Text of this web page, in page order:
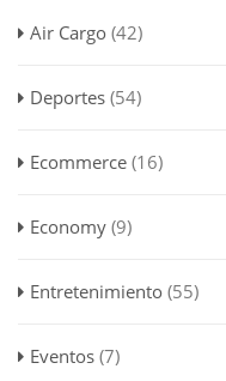
Air Cargo (42)
Deportes (54)
Ecommerce (16)
Economy (9)
Entretenimiento (55)
Eventos (7)